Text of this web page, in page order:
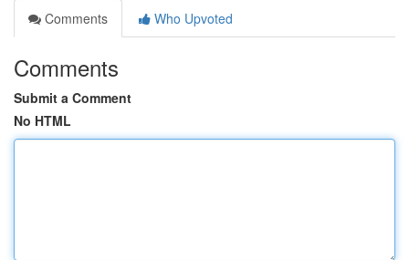
Comments
Who Upvoted
Comments
Submit a Comment
No HTML